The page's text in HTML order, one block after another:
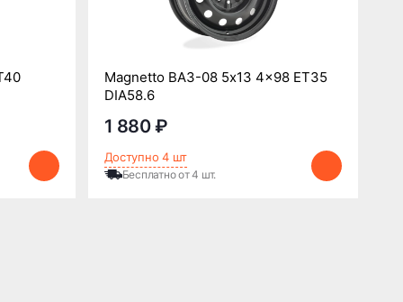
Magnetto ВАЗ-08 5x13 4x98 ET35
DIA58.6
1 880 ₽
Доступно 4 шт
Бесплатно от 4 шт.